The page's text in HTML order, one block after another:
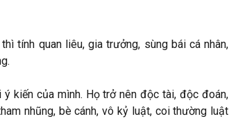
tính quan liêu, gia trưởng, sùng bái cá nhân,
kiến của mình. Họ trở nên độc tài, độc đoán,
nhũng, bè cánh, vô kỷ luật, coi thường luật